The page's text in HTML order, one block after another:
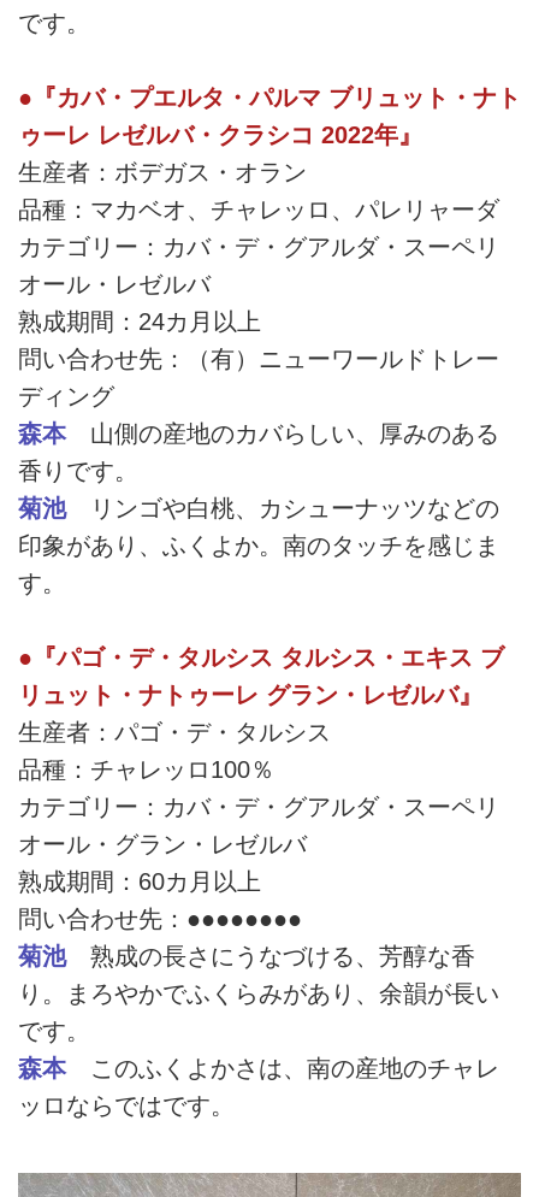
です。
●『カバ・プエルタ・パルマ ブリュット・ナト
ゥーレ レゼルバ・クラシコ 2022年』
生産者：ボデガス・オラン
品種：マカベオ、チャレッロ、パレリャーダ
カテゴリー：カバ・デ・グアルダ・スーペリ
オール・レゼルバ
熟成期間：24カ月以上
問い合わせ先：（有）ニューワールドトレー
ディング
森本山側の産地のカバらしい、厚みのある
香りです。
菊池リンゴや白桃、カシューナッツなどの
印象があり、ふくよか。南のタッチを感じま
す。
●『パゴ・デ・タルシス タルシス・エキス ブ
リュット・ナトゥーレ グラン・レゼルバ』
生産者：パゴ・デ・タルシス
品種：チャレッロ100％
カテゴリー：カバ・デ・グアルダ・スーペリ
オール・グラン・レゼルバ
熟成期間：60カ月以上
問い合わせ先：●●●●●●●●
菊池熟成の長さにうなづける、芳醇な香
り。まろやかでふくらみがあり、余韻が長い
です。
森本このふくよかさは、南の産地のチャレ
ッロならではです。